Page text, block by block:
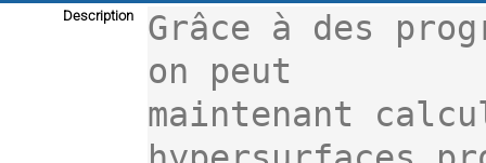
Description
Grâce à des
on peut
maintenant